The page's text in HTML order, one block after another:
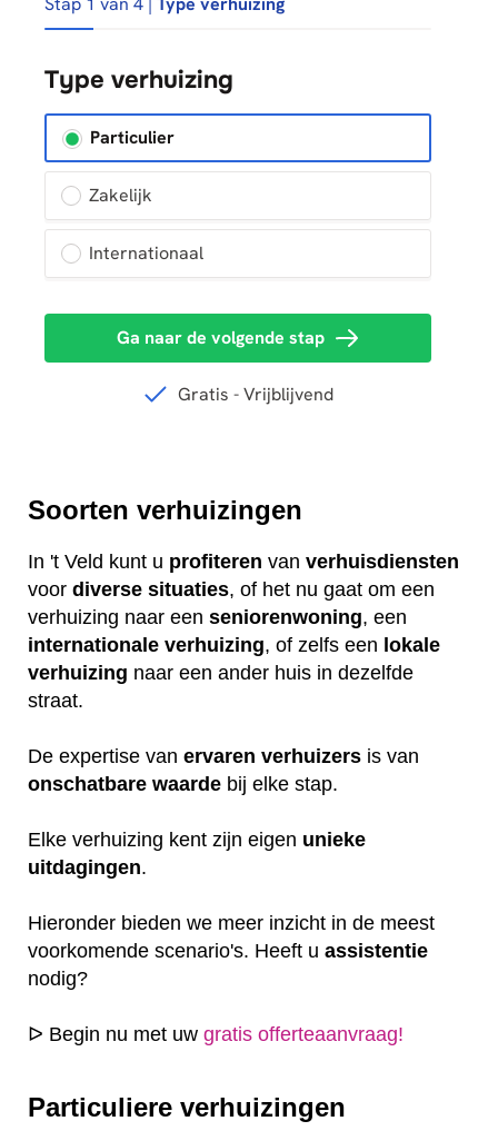
Soorten verhuizingen
In 't Veld kunt u profiteren van verhuisdiensten
voor diverse situaties, of het nu gaat om een
verhuizing naar een seniorenwoning, een
internationale verhuizing, of zelfs een lokale
verhuizing naar een ander huis in dezelfde
straat.
De expertise van ervaren verhuizers is van
onschatbare waarde bij elke stap.
Elke verhuizing kent zijn eigen unieke
uitdagingen.
Hieronder bieden we meer inzicht in de meest
voorkomende scenario's. Heeft u assistentie
nodig?
ᐅ Begin nu met uw gratis offerteaanvraag!
Particuliere verhuizingen